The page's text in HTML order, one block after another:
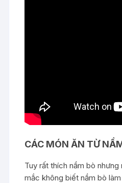
CÁC MÓN ĂN TỪ
Tuy rất thích nầm bò
mắc không biết nầm bò